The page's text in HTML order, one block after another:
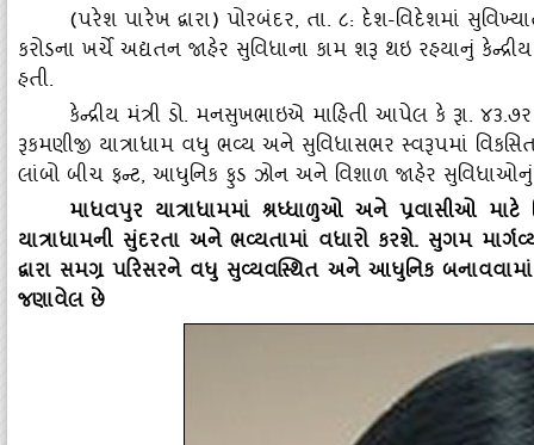
(પરેશ પારેખ દ્વારા) પોરબંદર, તા. ૮: દેશ-વિદેશમાં
કરોડના ખર્ચે અદ્યતન જાહેર સુવિધાના કામ શરૂ થઇ રહયાનું
હતી.
કેન્‍દ્રીય મંત્રી ડો. મનસુખભાઇએ માહિતી આપેલ કે રૂા. ૪૩.૭ર
રૂકમણીજી યાત્રાધામ વધુ ભવ્‍ય અને સુવિધાસભર સ્‍વરૂપમાં
લાંબો બીચ ફન્‍ટ, આધુનિક ફુડ ઝોન અને વિશાળ જાહેર સુવિધાઓનું
માધવપુર યાત્રાધામમાં શ્રધ્‍ધાળુઓ અને પ્રવાસીઓ માટે
યાત્રાધામની સુંદરતા અને ભવ્‍યતામાં વધારો કરશે. સુગમ
દ્વારા સમગ્ર પરિસરને વધુ સુવ્‍યવસ્‍થિત અને આધુનિક
જણાવેલ છે